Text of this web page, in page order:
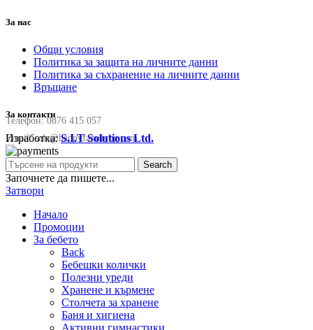
За нас
Общи условия
Политика за защита на личните данни
Политика за съхранение на личните данни
Връщане
За контакти
Телефон:0876 415 057
Email:sale@happyfamilybg.com
Изработка:S.I.T Solutions Ltd.
Search
Започнете да пишете...
Затвори
Начало
Промоции
За бебето
Back
Бебешки колички
Полезни уреди
Хранене и кърмене
Столчета за хранене
Баня и хигиена